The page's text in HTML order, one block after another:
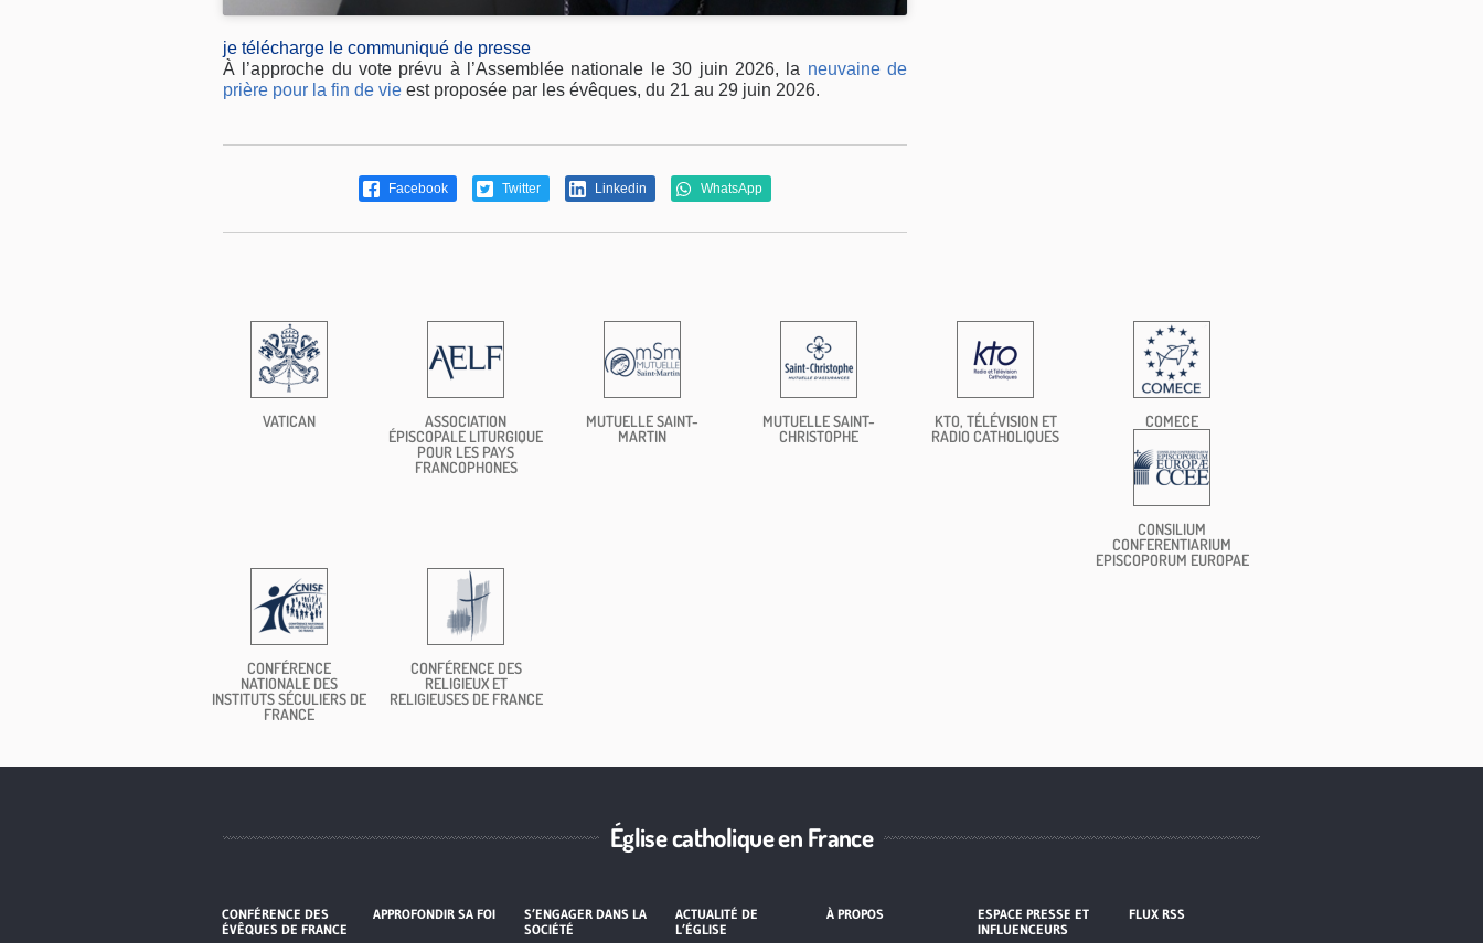
je télécharge le communiqué de presse
À l’approche du vote prévu à l’Assemblée nationale le 30 juin 2026, la neuvaine de
prière pour la fin de vie est proposée par les évêques, du 21 au 29 juin 2026.
Facebook Twitter Linkedin WhatsApp
VATICAN
ASSOCIATION
ÉPISCOPALE LITURGIQUE
POUR LES PAYS
FRANCOPHONES
MUTUELLE SAINT-
MARTIN
MUTUELLE SAINT-
CHRISTOPHE
KTO, TÉLÉVISION ET
RADIO CATHOLIQUES
COMECE
CONSILIUM
CONFERENTIARIUM
EPISCOPORUM EUROPAE
CONFÉRENCE
NATIONALE DES
INSTITUTS SÉCULIERS DE
FRANCE
CONFÉRENCE DES
RELIGIEUX ET
RELIGIEUSES DE FRANCE
Église catholique en France
CONFÉRENCE DES
ÉVÊQUES DE FRANCE
APPROFONDIR SA FOI
S’ENGAGER DANS LA
SOCIÉTÉ
ACTUALITÉ DE
L’ÉGLISE
À PROPOS
ESPACE PRESSE ET
INFLUENCEURS
FLUX RSS